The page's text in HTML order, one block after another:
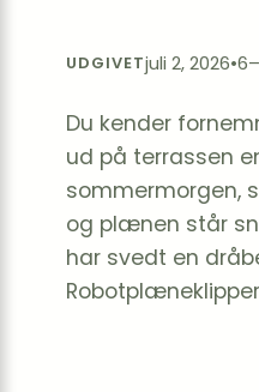
UDGIVETjuli 2, 2026•
Du kender
ud på terrassen
sommermorgen,
og plænen står
har svedt en